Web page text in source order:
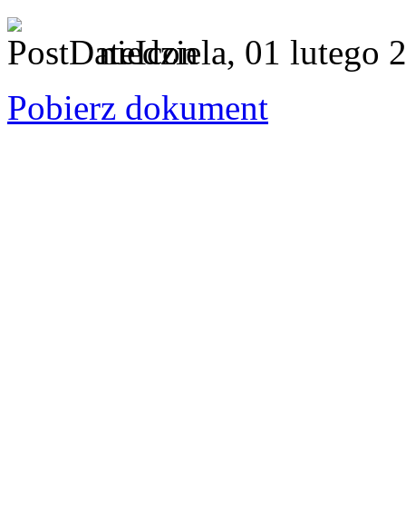
niedziela, 01 lutego
Pobierz dokument